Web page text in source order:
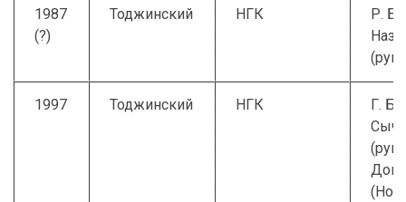
1987
(?)
Тоджинский НГК
Р. Б.
(рук.)
1997 Тоджинский НГК
Г. Б.